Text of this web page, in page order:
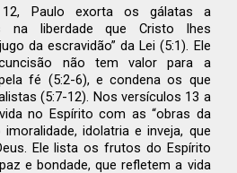
Paulo exorta os gálatas a
na liberdade que Cristo lhes
da escravidão” da Lei (5:1). Ele
não tem valor para a
fé (5:2-6), e condena os que
(5:7-12). Nos versículos 13 a
no Espírito com as “obras da
idolatria e inveja, que
Ele lista os frutos do Espírito
e bondade, que refletem a vida